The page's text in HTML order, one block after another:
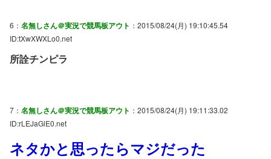
6： 名無しさん＠実況で競馬板アウト ：2015/08/24(月) 19:10:45.54
ID:tXwXWXLo0.net
所詮チンピラ
7： 名無しさん＠実況で競馬板アウト ：2015/08/24(月) 19:11:33.02
ID:rLEJaGlE0.net
ネタかと思ったらマジだった